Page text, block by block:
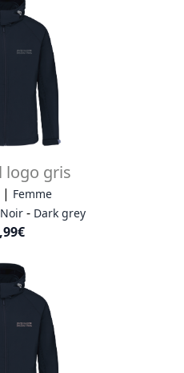
logo gris
| Femme
Noir - Dark grey